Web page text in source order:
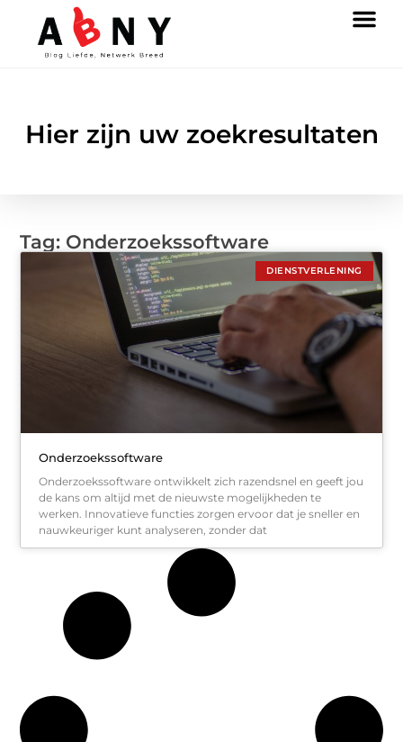
Hier zijn uw zoekresultaten
Tag: Onderzoekssoftware
DIENSTVERLENING
Onderzoekssoftware
Onderzoekssoftware ontwikkelt zich razendsnel en geeft jou
de kans om altijd met de nieuwste mogelijkheden te
werken. Innovatieve functies zorgen ervoor dat je sneller en
nauwkeuriger kunt analyseren, zonder dat